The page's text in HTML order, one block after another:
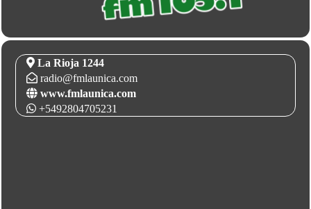
La Rioja 1244
radio@fmlaunica.com
www.fmlaunica.com
+5492804705231